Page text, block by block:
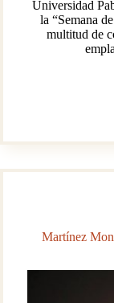
Universidad
la “Semana
multitud de
Martínez